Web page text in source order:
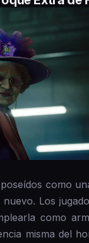
como
Los
como
misma del